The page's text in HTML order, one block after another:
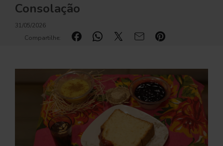
Consolação
31/05/2026
Compartilhe: